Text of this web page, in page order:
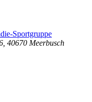
Sportgruppe
40670 Meerbusch